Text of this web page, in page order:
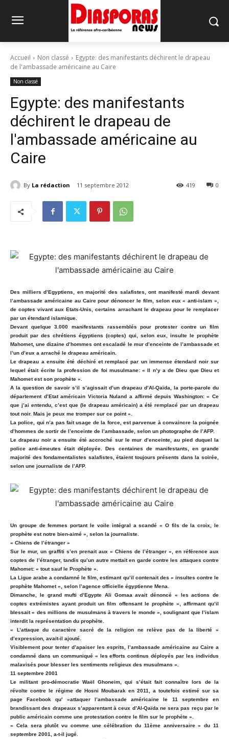
Accueil Non classé
Egypte: des manifestants déchirent le drapeau
de l'ambassade américaine au Caire
Non classé
Egypte: des manifestants
déchirent le drapeau de
l'ambassade américaine au
Caire
By La rédaction 11 septembre 2012 0
419
Des milliers d’Egyptiens, en majorité des salafistes, ont manifesté mardi devant
l’ambassade américaine au Caire pour dénoncer le film, selon eux « anti-islam »,
de coptes vivant aux Etats-Unis, certains arrachant le drapeau pour le remplacer
par un étendard islamique.
Devant quelque 3.000 manifestants rassemblés pour protester contre un film
produit par des chrétiens égyptiens (coptes) qui, selon eux, insulte le prophète
Mahomet, une dizaine d’hommes ont escaladé le mur d’enceinte de l’ambassade et
l’un d’eux a arraché le drapeau américain.
Le drapeau a ensuite été déchiré et remplacé par un immense étendard noir sur
lequel était écrite la profession de foi musulmane: « Il n’y a de Dieu que Dieu et
Mahomet est son prophète ».
A la question de savoir s’il s’agissait d’un drapeau d’Al-Qaïda, la porte-parole du
département d’Etat américain Victoria Nuland a affirmé depuis Washington: « Ce
que j’ai entendu, c’est que (le drapeau américain) a été remplacé par un drapeau
tout noir. Mais je peux me tromper sur ce point ».
La police, qui n’a pas fait usage de la force, est parvenue à convaincre la poignée
d’hommes de sortir de l’enceinte de l’ambassade, selon un photographe de l’AFP.
Le drapeau noir a ensuite été accroché sur le mur d’enceinte, au pied duquel la
police anti-émeutes était déployée. Des centaines de manifestants, en grande
majorité des fondamentalistes salafistes, étaient toujours présents dans la soirée,
selon une journaliste de l’AFP.
Un groupe de femmes portant le voile intégral a scandé « O fils de la croix, le
prophète est notre bien-aimé », selon la journaliste.
« Chiens de l’étranger »
Sur le mur, un graffiti s’en prenait aux « Chiens de l’étranger », en référence aux
coptes de l’étranger, tandis qu’un autre mettait en garde contre les attaques contre
Mahomet: « tout sauf le Prophète ».
La Ligue arabe a condamné le film, estimant qu’il contenait des « insultes contre le
prophète Mahomet », selon l’agence officielle égyptienne Mena.
Dimanche, le grand mufti d’Egypte Ali Gomaa avait dénoncé « les actions de
coptes extrémistes ayant produit un film offensant le prophète », affirmant qu’il
blessait « des millions de musulmans à travers le monde », soulignant que l’islam
interdit la représentation du prophète.
« L’attaque du caractère sacré de la religion ne relève pas de la liberté »
d’expression, avait-il ajouté.
Visiblement pour tenter d’apaiser les esprits, l’ambassade américaine au Caire a
condamné dans un communiqué « les efforts continus déployés par les individus
malavisés pour blesser les sentiments religieux des musulmans ».
11 septembre 2001
Le militant pro-démocratie Waël Ghoneim, qui s’était fait connaître lors de la
révolte contre le régime de Hosni Moubarak en 2011, a toutefois estimé sur sa
page Facebook qu' »attaquer l’ambassade américaine le 11 septembre en
brandissant des drapeaux s’apparentant à ceux d’Al-Qaïda ne sera pas reçu par le
public américain comme une protestation contre le film sur le prophète ».
« Cela sera plutôt vu comme une célébration du 11ème anniversaire » du 11
septembre 2001, a-t-il jugé.